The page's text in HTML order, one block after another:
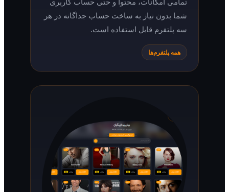
شما بدون نیاز به ساخت حساب جداگانه در هر
سه پلتفرم قابل استفاده است.
همه پلتفرم‌ها